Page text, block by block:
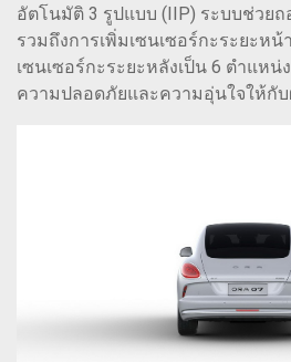
อัตโนมัติ 3 รูปแบบ (IIP) ระบบช่วยถ
รวมถึงการเพิ่มเซนเซอร์กะระยะหน้
เซนเซอร์กะระยะหลังเป็น 6 ตำแหน่
ความปลอดภัยและความอุ่นใจให้กั